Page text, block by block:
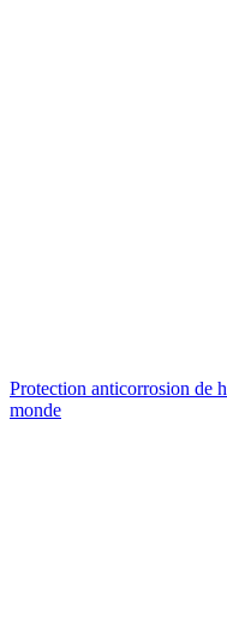
Protection anticorrosion de
monde